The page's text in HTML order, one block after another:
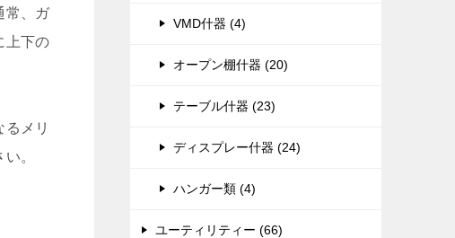
常、ガ
上下の
メリ
い。
VMD什器 (4)
オープン棚什器 (20)
テーブル什器 (23)
ディスプレー什器 (24)
ハンガー類 (4)
ユーティリティー (66)